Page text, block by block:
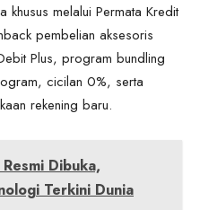
khusus melalui Permata Kredit
pembelian aksesoris
Plus, program bundling
cicilan 0%, serta
rekening baru.
Dibuka,
Terkini Dunia